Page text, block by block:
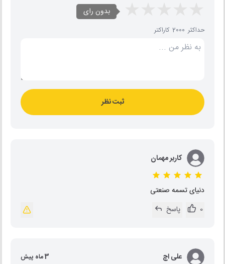
بدون رای
حداکثر 2000 کاراکتر
ثبت نظر
کاربر مهمان
دنیای تسمه صنعتی
0
پاسخ
علی اچ 3 ماه پیش